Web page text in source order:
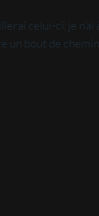
celui-ci, je
un bout de